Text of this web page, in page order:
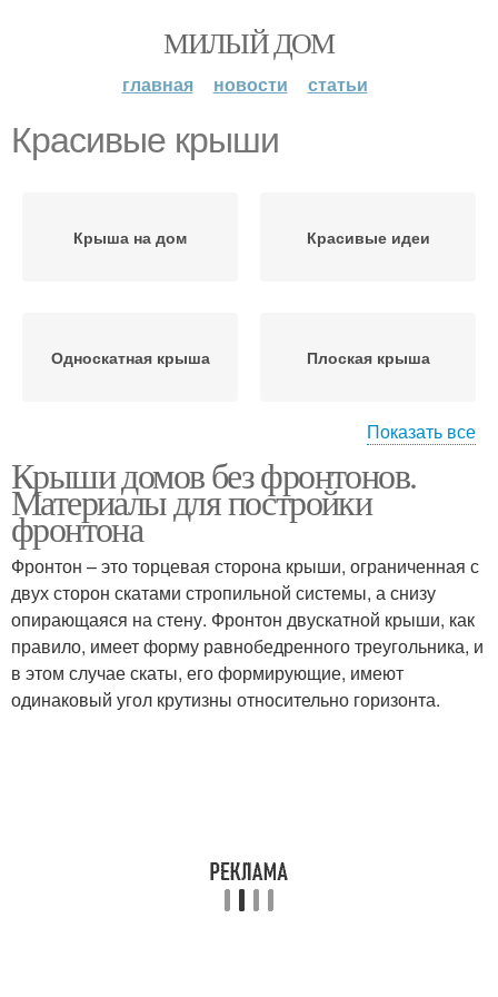
МИЛЫЙ ДОМ
главная новости статьи
Красивые крыши
Крыша на дом Красивые идеи
Односкатная крыша Плоская крыша
Вальмовая крыша Полувальмовая крыша
Шатровая крыша Многощипцовая крыша
Показать все
Крыши домов без фронтонов.
Материалы для постройки
фронтона
Фронтон – это торцевая сторона крыши, ограниченная с
двух сторон скатами стропильной системы, а снизу
опирающаяся на стену. Фронтон двускатной крыши, как
правило, имеет форму равнобедренного треугольника, и
в этом случае скаты, его формирующие, имеют
одинаковый угол крутизны относительно горизонта.